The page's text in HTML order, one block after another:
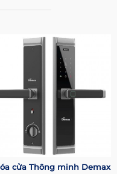
cửa Thông minh Demax